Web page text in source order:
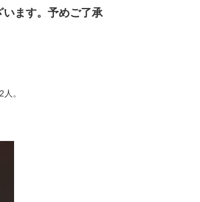
ます。予めご了承
。